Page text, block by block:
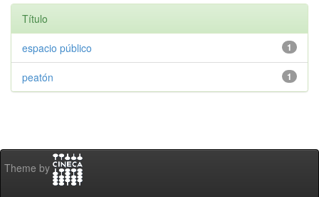
Título
1
espacio público
1
peatón
Theme by